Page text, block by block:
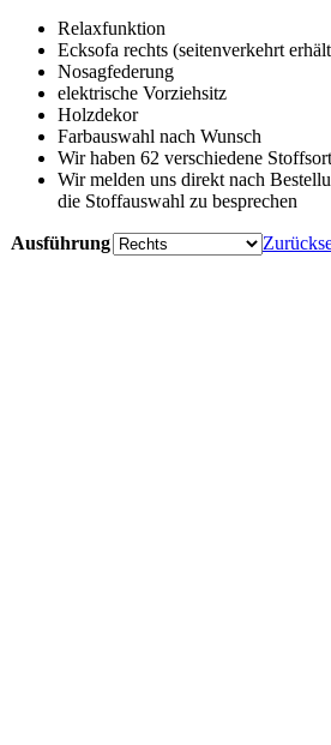
Relaxfunktion
Ecksofa rechts (seitenverkehrt
Nosagfederung
elektrische Vorziehsitz
Holzdekor
Farbauswahl nach Wunsch
Wir haben 62 verschiedene
Wir melden uns direkt nach
die Stoffauswahl zu besprechen
Ausführung